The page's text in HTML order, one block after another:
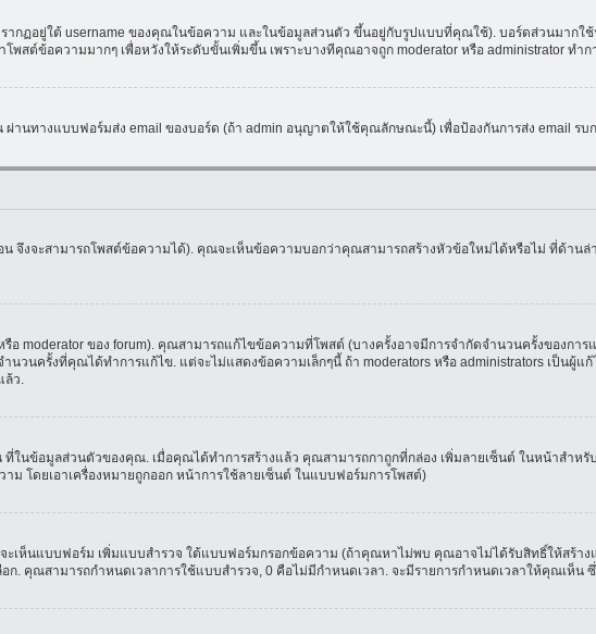
กฏอยู่ใต้ username ของคุณในข้อความ และในข้อมูลส่วนตัว ขึ้นอยู่กับรูปแบบที่คุณใช้). บอร์ดส่วนมากใ
พสต์ข้อความมากๆ เพื่อหวังให้ระดับขั้นเพิ่มขึ้น เพราะบางทีคุณอาจถูก moderator หรือ administrator ทำ
านทางแบบฟอร์มส่ง email ของบอร์ด (ถ้า admin อนุญาตให้ใช้คุณลักษณะนี้) เพื่อป้องกันการส่ง email รบ
งจะสามารถโพสต์ข้อความได้). คุณจะเห็นข้อความบอกว่าคุณสามารถสร้างหัวข้อใหม่ได้หรือไม่ ที่ด้าน
moderator ของ forum). คุณสามารถแก้ไขข้อความที่โพสต์ (บางครั้งอาจมีการจำกัดจำนวนครั้งของกา
นครั้งที่คุณได้ทำการแก้ไข. แต่จะไม่แสดงข้อความเล็กๆนี้ ถ้า moderators หรือ administrators เป็นผู้แ
ล้ว.
ในข้อมูลส่วนตัวของคุณ. เมื่อคุณได้ทำการสร้างแล้ว คุณสามารถกาถูกที่กล่อง เพิ่มลายเซ็นต์ ในหน้าสำห
โดยเอาเครื่องหมายถูกออก หน้าการใช้ลายเซ็นต์ ในแบบฟอร์มการโพสต์)
ห็นแบบฟอร์ม เพิ่มแบบสำรวจ ใต้แบบฟอร์มกรอกข้อความ (ถ้าคุณหาไม่พบ คุณอาจไม่ได้รับสิทธิ์ให้สร้าง
. คุณสามารถกำหนดเวลาการใช้แบบสำรวจ, 0 คือไม่มีกำหนดเวลา. จะมีรายการกำหนดเวลาให้คุณเห็น ซึ่